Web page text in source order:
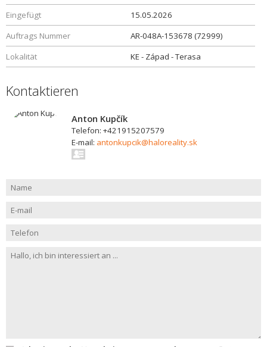
Eingefügt
15.05.2026
Auftrags Nummer
AR-048A-153678 (72999)
Lokalität
KE - Západ - Terasa
Kontaktieren
Anton Kupčík
Telefon: +421915207579
E-mail: antonkupcik@haloreality.sk